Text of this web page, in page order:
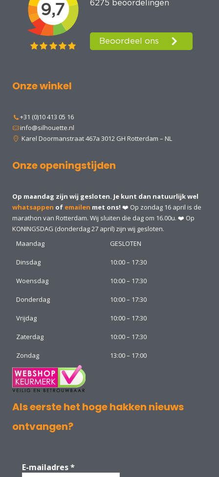
Onze winkel
+31 (0)10 413 05 16
info@silhouette.nl
Karel Doormanstraat 467a 3012 GH Rotterdam – NL
Onze openingstijden
Op maandag zijn wij gesloten. Je kunt dan natuurlijk wel
whatsappen of emailen met ons! ❤️ Op zondag 16 april is de
marathon van Rotterdam. Wij sluiten die dag om 16.00u. ❤️ Op
KONINGSDAG (donderdag 27 april) zijn wij gesloten.
Maandag
GESLOTEN
Dinsdag 10:00 – 17:30
Woensdag 10:00 – 17:30
Donderdag 10:00 – 17:30
Vrijdag 10:00 – 17:30
Zaterdag 10:00 – 17:30
Zondag 13:00 – 17:00
Als eerste het hoge hakken nieuws
ontvangen?
E-mailadres*